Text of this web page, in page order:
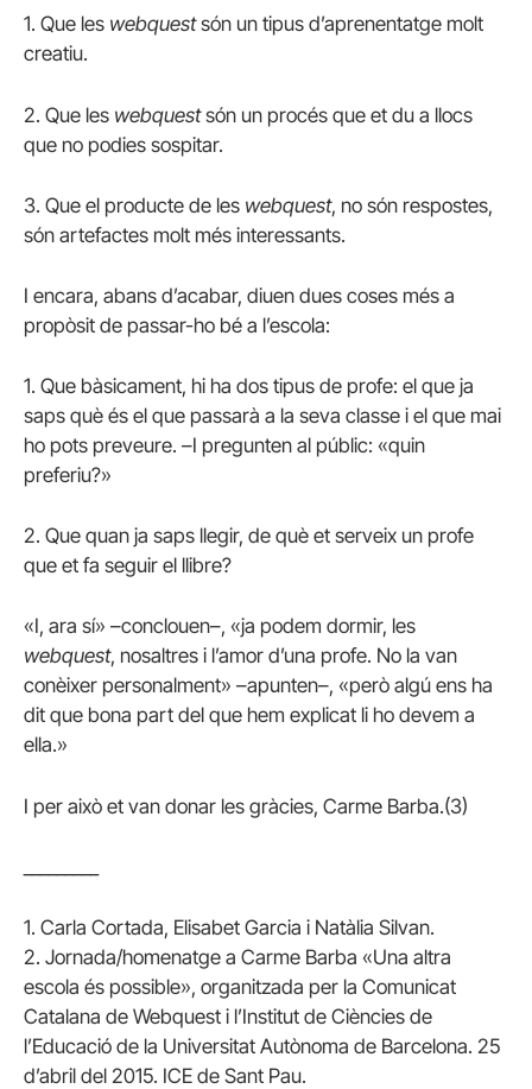
1. Que les webquestsón un tipus d’aprenentatge molt
creatiu.
2. Que les webquestsón un procés que et du a llocs
que no podies sospitar.
3. Que el producte de les webquest, no són respostes,
són artefactes molt més interessants.
I encara, abans d’acabar, diuen dues coses més a
propòsit de passar-ho bé a l’escola:
1. Que bàsicament, hi ha dos tipus de profe: el que ja
saps què és el que passarà a la seva classe i el que mai
ho pots preveure. –I pregunten al públic: «quin
preferiu?»
2. Que quan ja saps llegir, de què et serveix un profe
que et fa seguir el llibre?
«I, ara sí» –conclouen–, «ja podem dormir, les
webquest, nosaltres i l’amor d’una profe. No la van
conèixer personalment» –apunten–, «però algú ens ha
dit que bona part del que hem explicat li ho devem a
ella.»
I per això et van donar les gràcies, Carme Barba.(3)
1. Carla Cortada, Elisabet Garcia i Natàlia Silvan.
2. Jornada/homenatge a Carme Barba «Una altra
escola és possible», organitzada per la Comunicat
Catalana de Webquest i l’Institut de Ciències de
l’Educació de la Universitat Autònoma de Barcelona. 25
d’abril del 2015. ICE de Sant Pau.